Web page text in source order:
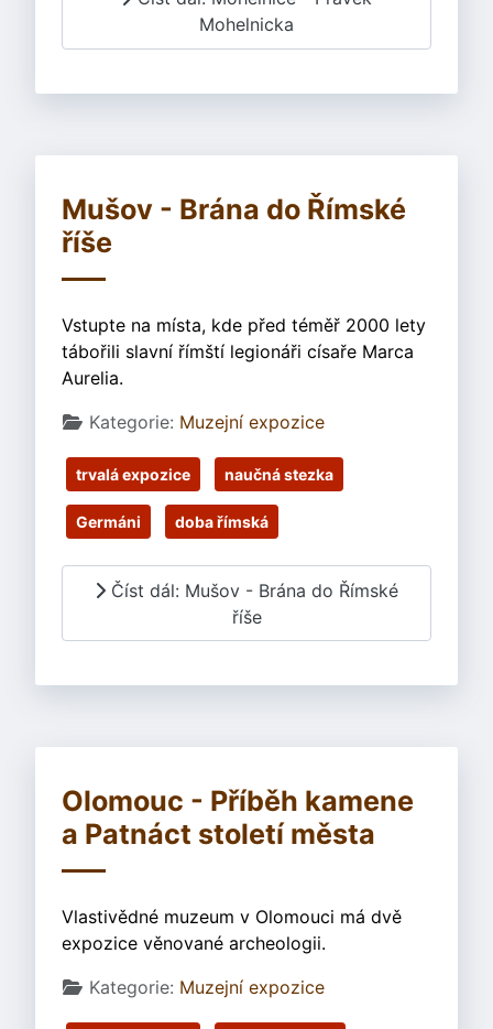
Mohelnicka
Mušov - Brána do Římské
říše
Vstupte na místa, kde před téměř 2000 lety
tábořili slavní římští legionáři císaře Marca
Aurelia.
Základní údaje
Kategorie: Muzejní expozice
trvalá expozice naučná stezka
Germáni doba římská
Číst dál: Mušov - Brána do Římské
říše
Olomouc - Příběh kamene
a Patnáct století města
Vlastivědné muzeum v Olomouci má dvě
expozice věnované archeologii.
Základní údaje
Kategorie: Muzejní expozice